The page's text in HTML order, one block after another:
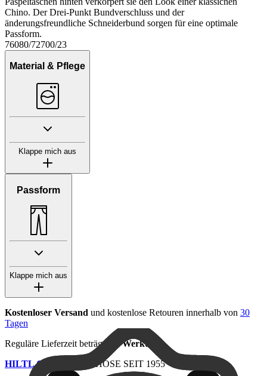
Chino. Der Drei-Punkt Bundverschluss und der
änderungsfreundliche Schneiderbund sorgen für eine optimale
Passform.
76080/72700/23
Material & Pflege
Klappe mich aus
Passform
Klappe mich aus
Kostenloser Versand und kostenlose Retouren innerhalb von 30
Tagen
Reguläre Lieferzeit beträgt
1-3 Werktage
HILTL Qualität
- DIE HOSE SEIT 1955